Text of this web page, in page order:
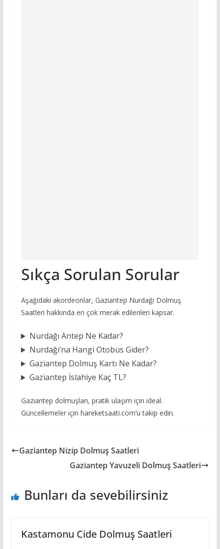
Sıkça Sorulan Sorular
Aşağıdaki akordeonlar, Gaziantep Nurdağı Dolmuş
Saatleri hakkında en çok merak edilenleri kapsar.
Nurdağı Antep Ne Kadar?
Nurdağı’na Hangi Otobüs Gider?
Gaziantep Dolmuş Kartı Ne Kadar?
Gaziantep İslahiye Kaç TL?
Gaziantep dolmuşları, pratik ulaşım için ideal.
Güncellemeler için hareketsaati.com’u takip edin.
Gaziantep Nizip Dolmuş Saatleri
Gaziantep Yavuzeli Dolmuş Saatleri
Bunları da sevebilirsiniz
Kastamonu Cide Dolmuş Saatleri